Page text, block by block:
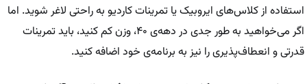
استفاده از کلاس‌های ایروبیک یا تمرینات کاردیو به راحتی لاغر شوید. اما
اگر می‌خواهید به طور جدی در دهه‌ی ۴۰، وزن کم کنید، باید تمرینات
قدرتی و انعطاف‌پذیری را نیز به برنامه‌ی خود اضافه کنید.